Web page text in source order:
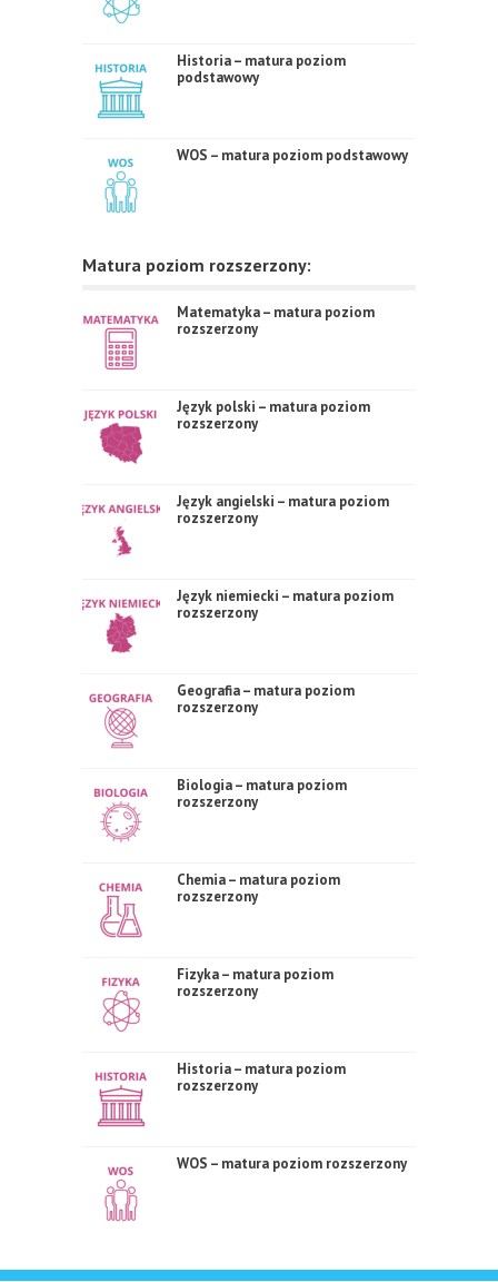
Historia – matura poziom
podstawowy
WOS – matura poziom podstawowy
Matura poziom rozszerzony:
Matematyka – matura poziom
rozszerzony
Język polski – matura poziom
rozszerzony
Język angielski – matura poziom
rozszerzony
Język niemiecki – matura poziom
rozszerzony
Geografia – matura poziom
rozszerzony
Biologia – matura poziom
rozszerzony
Chemia – matura poziom
rozszerzony
Fizyka – matura poziom
rozszerzony
Historia – matura poziom
rozszerzony
WOS – matura poziom rozszerzony